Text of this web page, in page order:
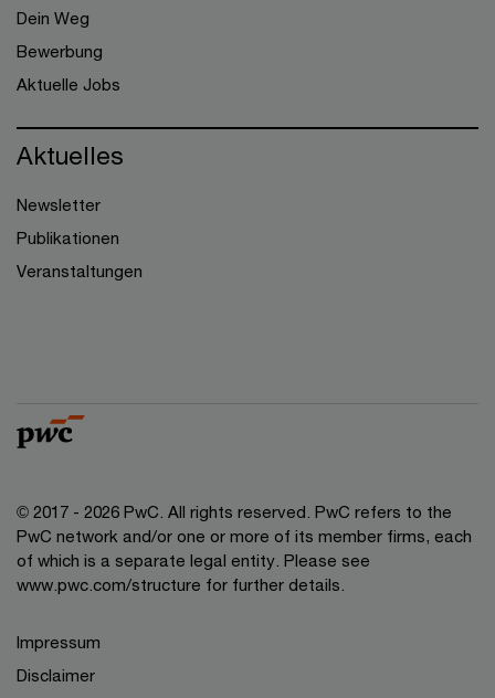
Dein Weg
Bewerbung
Aktuelle Jobs
Aktuelles
Newsletter
Publikationen
Veranstaltungen
© 2017 - 2026 PwC. All rights reserved. PwC refers to the
PwC network and/or one or more of its member firms, each
of which is a separate legal entity. Please see
www.pwc.com/structure for further details.
Impressum
Disclaimer